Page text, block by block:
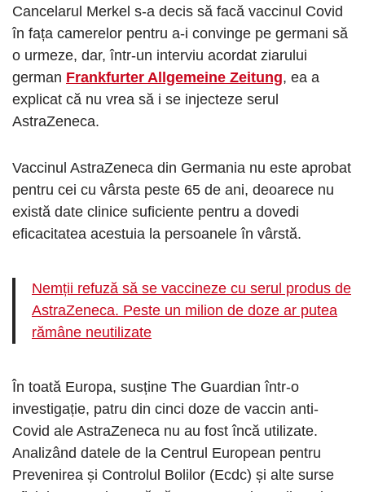
Cancelarul Merkel s-a decis să facă vaccinul Covid
în fața camerelor pentru a-i convinge pe germani să
o urmeze, dar, într-un interviu acordat ziarului
german Frankfurter Allgemeine Zeitung, ea a
explicat că nu vrea să i se injecteze serul
AstraZeneca.
Vaccinul AstraZeneca din Germania nu este aprobat
pentru cei cu vârsta peste 65 de ani, deoarece nu
există date clinice suficiente pentru a dovedi
eficacitatea acestuia la persoanele în vârstă.
Nemții refuză să se vaccineze cu serul produs de
AstraZeneca. Peste un milion de doze ar putea
rămâne neutilizate
În toată Europa, susține The Guardian într-o
investigație, patru din cinci doze de vaccin anti-
Covid ale AstraZeneca nu au fost încă utilizate.
Analizând datele de la Centrul European pentru
Prevenirea și Controlul Bolilor (Ecdc) și alte surse